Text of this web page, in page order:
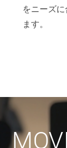
をニーズ
ます。